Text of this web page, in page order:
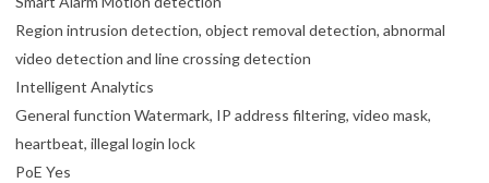
Region intrusion detection, object removal detection, abnormal
video detection and line crossing detection
Intelligent Analytics
General function Watermark, IP address filtering, video mask,
heartbeat, illegal login lock
PoE Yes